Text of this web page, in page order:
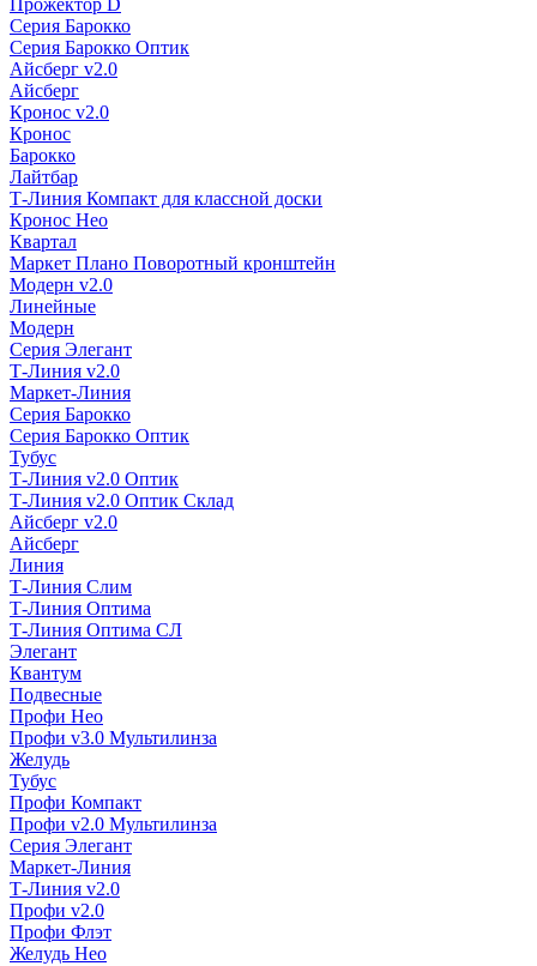
Прожектор D
Серия Барокко
Серия Барокко Оптик
Айсберг v2.0
Айсберг
Кронос v2.0
Кронос
Барокко
Лайтбар
Т-Линия Компакт для классной доски
Кронос Нео
Квартал
Маркет Плано Поворотный кронштейн
Модерн v2.0
Линейные
Модерн
Серия Элегант
Т-Линия v2.0
Маркет-Линия
Серия Барокко
Серия Барокко Оптик
Тубус
Т-Линия v2.0 Оптик
Т-Линия v2.0 Оптик Склад
Айсберг v2.0
Айсберг
Линия
Т-Линия Слим
Т-Линия Оптима
Т-Линия Оптима СЛ
Элегант
Квантум
Подвесные
Профи Нео
Профи v3.0 Мультилинза
Желудь
Тубус
Профи Компакт
Профи v2.0 Мультилинза
Серия Элегант
Маркет-Линия
Т-Линия v2.0
Профи v2.0
Профи Флэт
Желудь Нео